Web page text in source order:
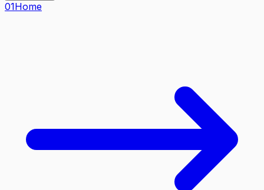
01Home